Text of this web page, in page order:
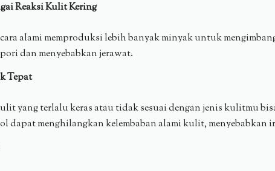
Reaksi Kulit Kering
alami memproduksi lebih banyak minyak untuk
dan menyebabkan jerawat.
Tepat
yang terlalu keras atau tidak sesuai dengan jenis kulitmu
dapat menghilangkan kelembaban alami kulit, menyebabkan